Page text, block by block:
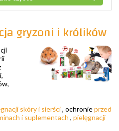
gryzoni i królików
skóry i sierści, ochronieprzed
i suplementach , pielęgnacji